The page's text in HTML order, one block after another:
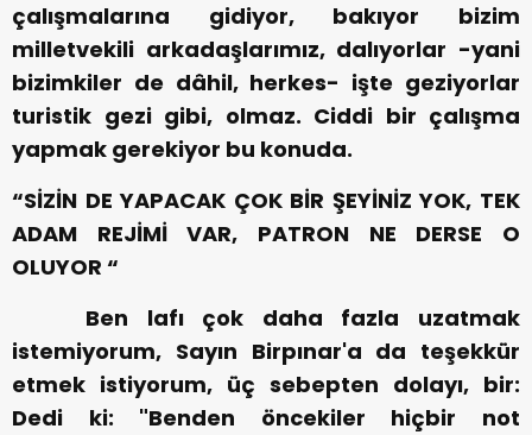
çalışmalarına gidiyor, bakıyor bizim
milletvekili arkadaşlarımız, dalıyorlar -yani
bizimkiler de dâhil, herkes- işte geziyorlar
turistik gezi gibi, olmaz. Ciddi bir çalışma
yapmak gerekiyor bu konuda.
“SİZİN DE YAPACAK ÇOK BİR ŞEYİNİZ YOK, TEK
ADAM REJİMİ VAR, PATRON NE DERSE O
OLUYOR “
Ben lafı çok daha fazla uzatmak
istemiyorum, Sayın Birpınar'a da teşekkür
etmek istiyorum, üç sebepten dolayı, bir:
Dedi ki: "Benden öncekiler hiçbir not